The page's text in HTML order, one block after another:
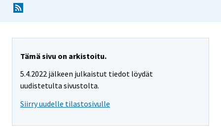
Tämä sivu on arkistoitu.
5.4.2022 jälkeen julkaistut tiedot löydät
uudistetulta sivustolta.
Siirry uudelle tilastosivulle